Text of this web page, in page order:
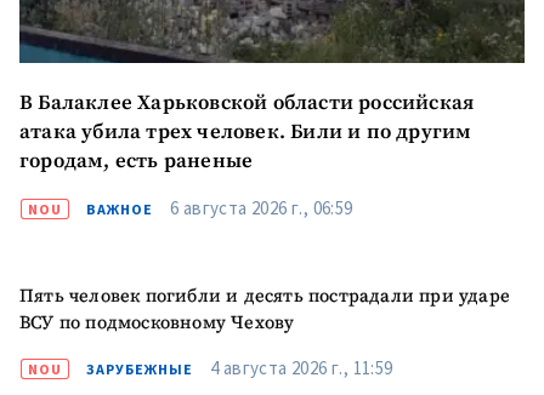
В Балаклее Харьковской области российская
атака убила трех человек. Били и по другим
городам, есть раненые
NOU ВАЖНОЕ 6 августа 2026 г., 06:59
Пять человек погибли и десять пострадали при ударе
ВСУ по подмосковному Чехову
NOU ЗАРУБЕЖНЫЕ 4 августа 2026 г., 11:59
Текст новости
+ Добавить текст
новости
КОНТАКТНЫЙ ИСТОЧНИК
Анонимный источник
Имя + Моё имя
+ Мой email